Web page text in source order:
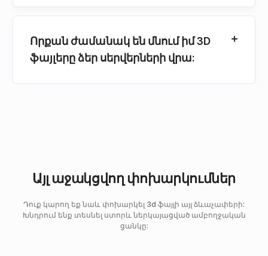
Որքան ժամանակ են մնում իմ 3D
ֆայլերը ձեր սերվերների վրա:
Այլ աջակցվող փոխարկումներ
Դուք կարող եք նաև փոխարկել 3d ֆայլի այլ ձևաչափերի:
Խնդրում ենք տեսնել ստորև ներկայացված ամբողջական
ցանկը: